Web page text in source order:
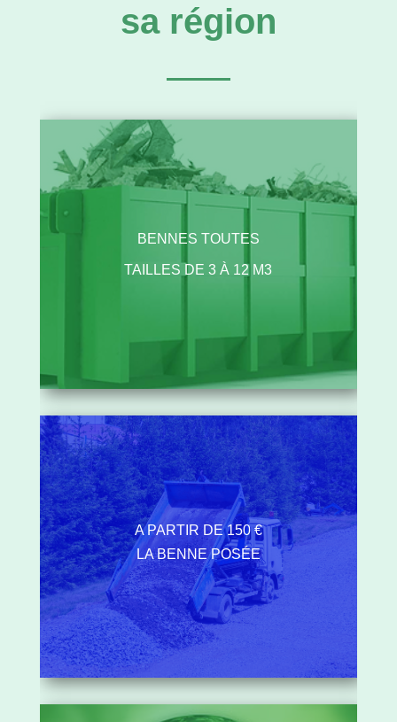
sa région
BENNES TOUTES
TAILLES DE 3 À 12 M3
A PARTIR DE 150 €
LA BENNE POSÉE